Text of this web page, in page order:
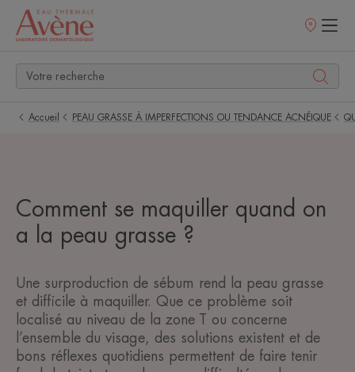
Points
Accueil PEAU GRASSE À IMPERFECTIONS OU TENDANCE ACNÉIQUE
Comment se maquiller quand on
a la peau grasse ?
Une surproduction de sébum rend la peau grasse
et difficile à maquiller. Que ce problème soit
localisé au niveau de la zone T ou concerne
l’ensemble du visage, des solutions existent et de
bons réflexes quotidiens permettent de faire tenir